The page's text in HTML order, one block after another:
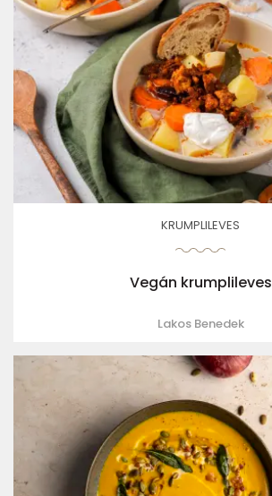
KRUMPLILEVES
Vegán krumplileves
Lakos Benedek